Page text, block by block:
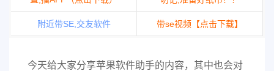
附近带SE,交友软件 带se视频【点击下载】
今天给大家分享苹果软件助手的内容，其中也会对